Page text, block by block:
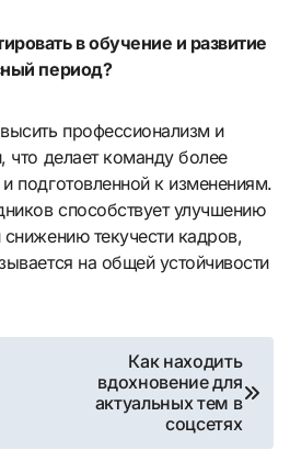
в обучение и развитие
период?
профессионализм и
что делает команду более
подготовленной к изменениям.
способствует улучшению
текучести кадров,
на общей устойчивости
Как находить
вдохновение для
актуальных тем в
соцсетях